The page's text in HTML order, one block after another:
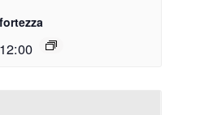
12:00